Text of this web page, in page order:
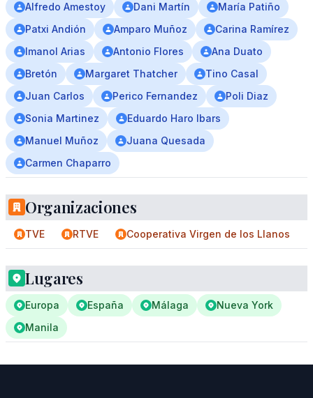
Alfredo Amestoy
Dani Martín
María Patiño
Patxi Andión
Amparo Muñoz
Carina Ramírez
Imanol Arias
Antonio Flores
Ana Duato
Bretón
Margaret Thatcher
Tino Casal
Juan Carlos
Perico Fernandez
Poli Diaz
Sonia Martinez
Eduardo Haro Ibars
Manuel Muñoz
Juana Quesada
Carmen Chaparro
Organizaciones
TVE RTVE Cooperativa Virgen de los Llanos
Lugares
Europa España Málaga
Nueva York
Manila